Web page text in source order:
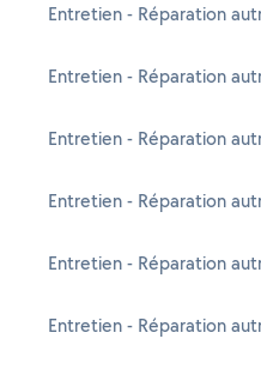
Entretien - Réparation
Entretien - Réparation
Entretien - Réparation
Entretien - Réparation
Entretien - Réparation
Entretien - Réparation